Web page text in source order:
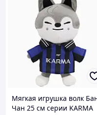
Мягкая игрушка волк
Чан 25 см серии KARMA